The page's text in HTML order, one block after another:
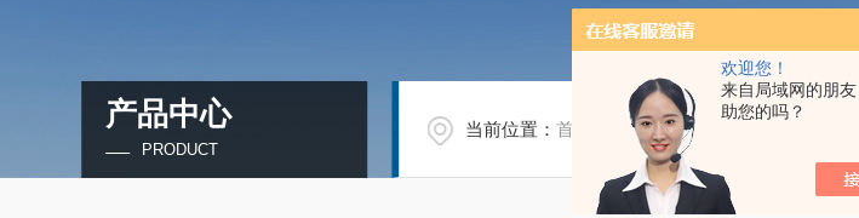
欢迎您！
来自局域网的朋
助您的吗？
产品中心
PRODUCT
当前位置：首页 产品中心/